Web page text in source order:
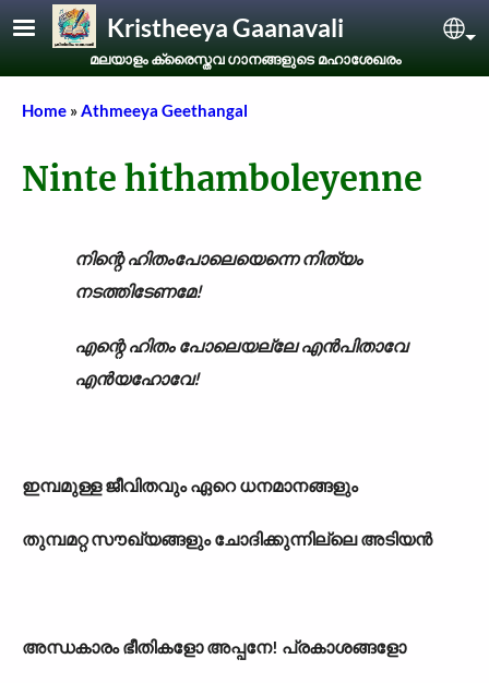
Skip to main contentKristheeya Gaanavali
മലയാളം ക്രൈസ്തവ ഗാനങ്ങളുടെ മഹാശേഖരം
Breadcrumb
Home Athmeeya Geethangal
Ninte hithamboleyenne
നിന്റെ ഹിതംപോലെയെന്നെ നിത്യം
നടത്തിടേണമേ!
എന്റെ ഹിതം പോലെയല്ലേ എൻപിതാവേ
എൻയഹോവേ!
ഇമ്പമുള്ള ജീവിതവും ഏറെ ധനമാനങ്ങളും
തുമ്പമറ്റ സൗഖ്യങ്ങളും ചോദിക്കുന്നില്ലെ അടിയൻ
അന്ധകാരം ഭീതികളോ അപ്പനേ! പ്രകാശങ്ങളോ